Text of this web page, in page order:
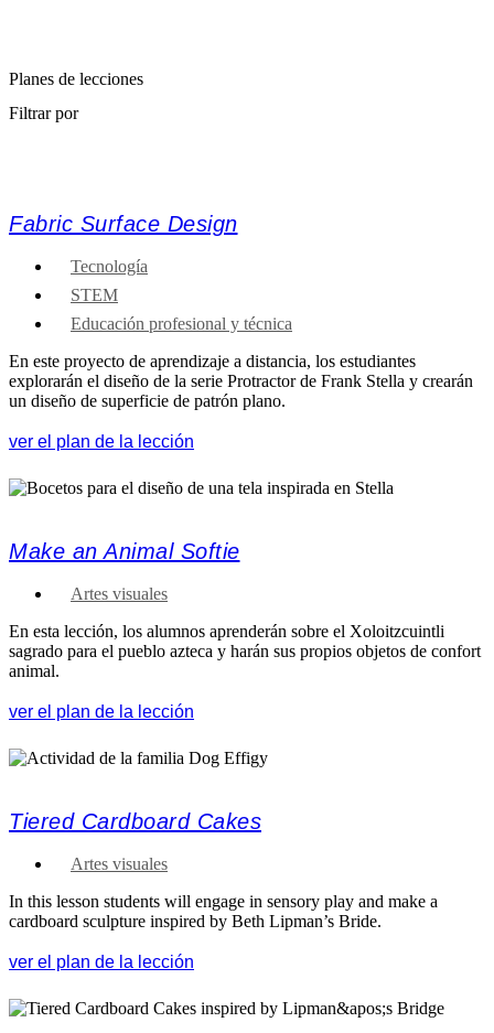
Planes de lecciones
Filtrar por
Fabric Surface Design
Tecnología
STEM
Educación profesional y técnica
En este proyecto de aprendizaje a distancia, los estudiantes
explorarán el diseño de la serie Protractor de Frank Stella y crearán
un diseño de superficie de patrón plano.
ver el plan de la lección
Make an Animal Softie
Artes visuales
En esta lección, los alumnos aprenderán sobre el Xoloitzcuintli
sagrado para el pueblo azteca y harán sus propios objetos de confort
animal.
ver el plan de la lección
Tiered Cardboard Cakes
Artes visuales
In this lesson students will engage in sensory play and make a
cardboard sculpture inspired by Beth Lipman’s Bride.
ver el plan de la lección